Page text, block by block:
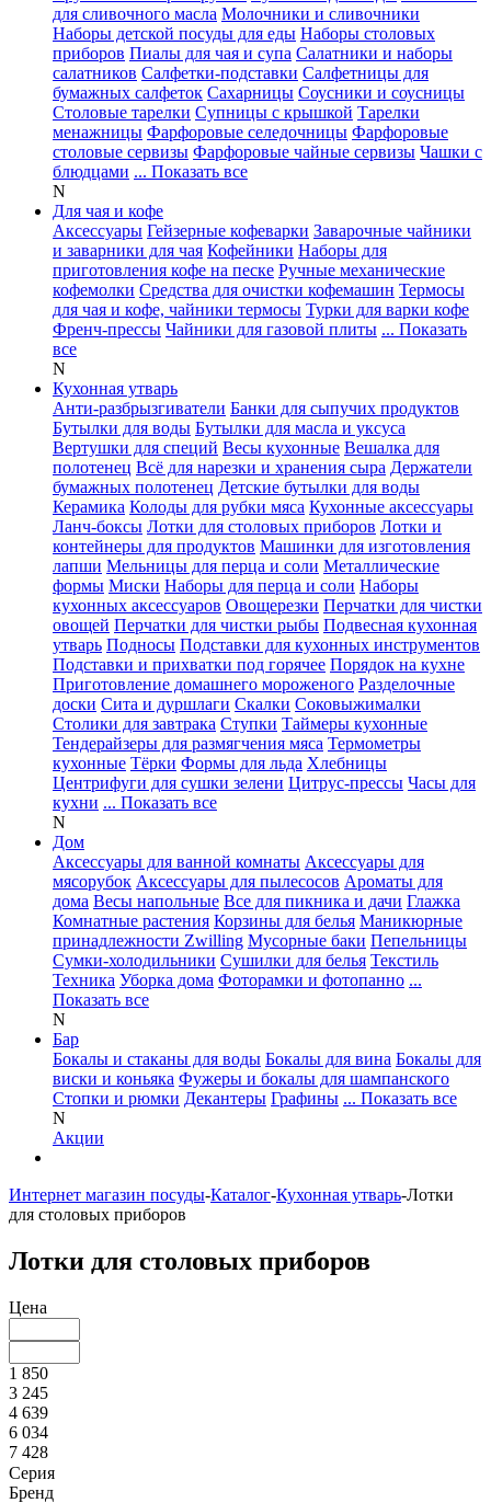
для сливочного масла Молочники и сливочники
Наборы детской посуды для еды Наборы столовых
приборов Пиалы для чая и супа Салатники и наборы
салатников Салфетки-подставки Салфетницы для
бумажных салфеток Сахарницы Соусники и соусницы
Столовые тарелки Супницы с крышкой Тарелки
менажницы Фарфоровые селедочницы Фарфоровые
столовые сервизы Фарфоровые чайные сервизы Чашки с
блюдцами ... Показать все
N
Для чая и кофе
Аксессуары Гейзерные кофеварки Заварочные чайники
и заварники для чая Кофейники Наборы для
приготовления кофе на песке Ручные механические
кофемолки Средства для очистки кофемашин Термосы
для чая и кофе, чайники термосы Турки для варки кофе
Френч-прессы Чайники для газовой плиты ... Показать
все
N
Кухонная утварь
Анти-разбрызгиватели Банки для сыпучих продуктов
Бутылки для воды Бутылки для масла и уксуса
Вертушки для специй Весы кухонные Вешалка для
полотенец Всё для нарезки и хранения сыра Держатели
бумажных полотенец Детские бутылки для воды
Керамика Колоды для рубки мяса Кухонные аксессуары
Ланч-боксы Лотки для столовых приборов Лотки и
контейнеры для продуктов Машинки для изготовления
лапши Мельницы для перца и соли Металлические
формы Миски Наборы для перца и соли Наборы
кухонных аксессуаров Овощерезки Перчатки для чистки
овощей Перчатки для чистки рыбы Подвесная кухонная
утварь Подносы Подставки для кухонных инструментов
Подставки и прихватки под горячее Порядок на кухне
Приготовление домашнего мороженого Разделочные
доски Сита и дуршлаги Скалки Соковыжималки
Столики для завтрака Ступки Таймеры кухонные
Тендерайзеры для размягчения мяса Термометры
кухонные Тёрки Формы для льда Хлебницы
Центрифуги для сушки зелени Цитрус-прессы Часы для
кухни ... Показать все
N
Дом
Аксессуары для ванной комнаты Аксессуары для
мясорубок Аксессуары для пылесосов Ароматы для
дома Весы напольные Все для пикника и дачи Глажка
Комнатные растения Корзины для белья Маникюрные
принадлежности Zwilling Мусорные баки Пепельницы
Сумки-холодильники Сушилки для белья Текстиль
Техника Уборка дома Фоторамки и фотопанно ...
Показать все
N
Бар
Бокалы и стаканы для воды Бокалы для вина Бокалы для
виски и коньяка Фужеры и бокалы для шампанского
Стопки и рюмки Декантеры Графины ... Показать все
N
Акции
Интернет магазин посуды-Каталог-Кухонная утварь-Лотки
для столовых приборов
Лотки для столовых приборов
Цена
1 850
3 245
4 639
6 034
7 428
Серия
Бренд